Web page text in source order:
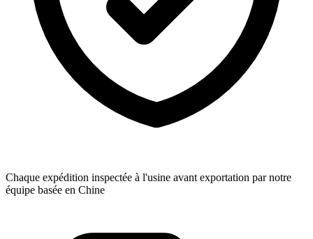
Chaque expédition inspectée à l'usine avant exportation par notre
équipe basée en Chine